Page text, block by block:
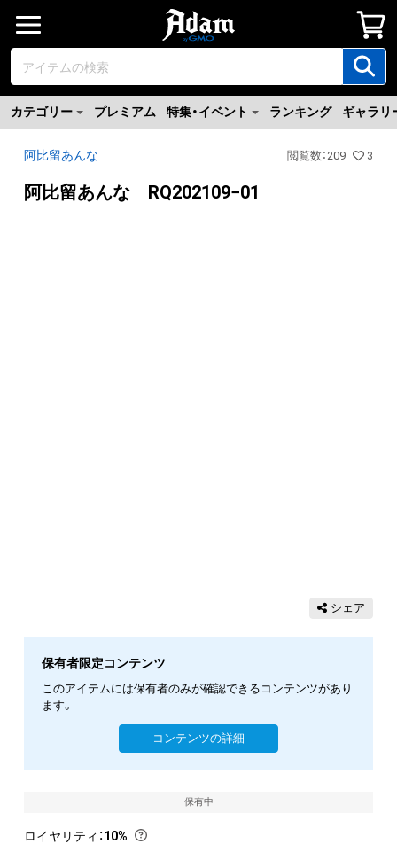
カテゴリー プレミアム 特集・イベント ランキング ギャラリ
阿比留あんな 閲覧数 ：209 3
阿比留あんな RQ202109−01
シェア
保有者限定コンテンツ
このアイテムには保有者のみが確認できるコンテンツがあり
ます。
コンテンツの詳細
保有中
ロイヤリティ ：10%